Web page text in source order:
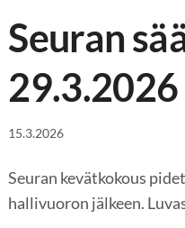
Seuran
15.3.2026
Seuran kevätkokous
hallivuoron jälkeen.